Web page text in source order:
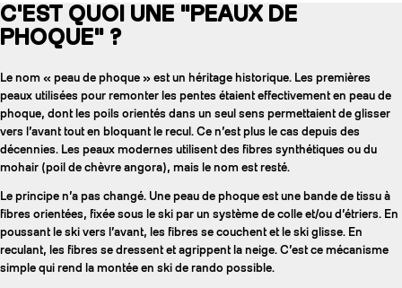
COUTEAUX
C'EST QUOI UNE "PEAUX DE
PHOQUE" ?
Le nom « peau de phoque » est un héritage historique. Les premières
peaux utilisées pour remonter les pentes étaient effectivement en peau de
phoque, dont les poils orientés dans un seul sens permettaient de glisser
vers l’avant tout en bloquant le recul. Ce n’est plus le cas depuis des
décennies. Les peaux modernes utilisent des fibres synthétiques ou du
mohair (poil de chèvre angora), mais le nom est resté.
Le principe n’a pas changé. Une peau de phoque est une bande de tissu à
fibres orientées, fixée sous le ski par un système de colle et/ou d’étriers. En
poussant le ski vers l’avant, les fibres se couchent et le ski glisse. En
reculant, les fibres se dressent et agrippent la neige. C’est ce mécanisme
simple qui rend la montée en ski de rando possible.